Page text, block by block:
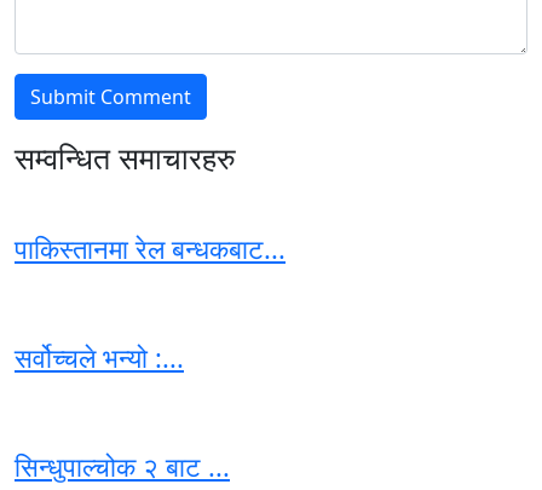
सम्वन्धित समाचारहरु
पाकिस्तानमा रेल बन्धकबाट...
सर्वोच्चले भन्यो :...
सिन्धुपाल्चोक २ बाट ...